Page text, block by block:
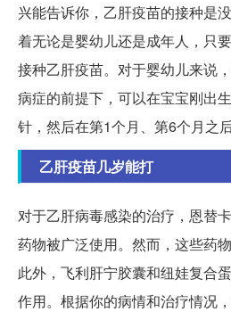
兴能告诉你，乙肝疫苗的接种是
着无论是婴幼儿还是成年人，只
接种乙肝疫苗。对于婴幼儿来说
病症的前提下，可以在宝宝刚出
针，然后在第1个月、第6个月之
乙肝疫苗几岁能打
对于乙肝病毒感染的治疗，恩替
药物被广泛使用。然而，这些药
此外，飞利肝宁胶囊和纽娃复合
作用。根据你的病情和治疗情况